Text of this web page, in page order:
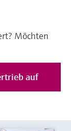
Möchten
auf